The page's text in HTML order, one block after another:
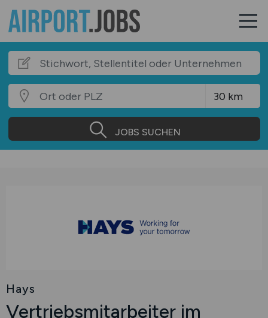
JOBS SUCHEN
Hays
Vertriebsmitarbeiter im